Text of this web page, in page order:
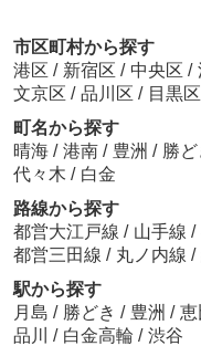
市区町村から探す
港区 / 新宿区 / 中央区 /
文京区 / 品川区 / 目黒区
町名から探す
晴海 / 港南 / 豊洲 / 勝ど
代々木 / 白金
路線から探す
都営大江戸線 / 山手線 /
都営三田線 / 丸ノ内線 /
駅から探す
月島 / 勝どき / 豊洲 / 恵
品川
/ 白金高輪 / 渋谷